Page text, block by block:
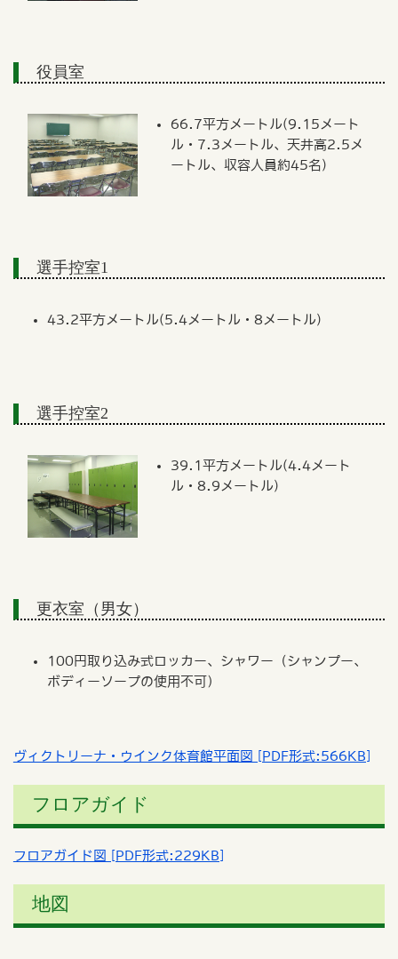
役員室
66.7平方メートル(9.15メート
ル・7.3メートル、天井高2.5メ
ートル、収容人員約45名)
選手控室1
43.2平方メートル(5.4メートル・8メートル)
選手控室2
39.1平方メートル(4.4メート
ル・8.9メートル)
更衣室（男女）
100円取り込み式ロッカー、シャワー（シャンプー、
ボディーソープの使用不可）
ヴィクトリーナ・ウインク体育館平面図 [PDF形式:566KB]
フロアガイド
フロアガイド図 [PDF形式:229KB]
地図